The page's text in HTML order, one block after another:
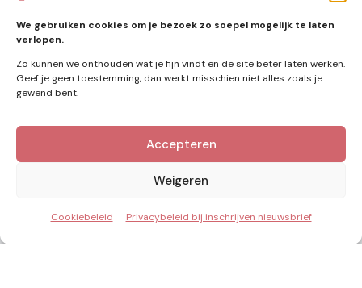
We gebruiken cookies om je bezoek zo soepel mogelijk te laten
verlopen.
Zo kunnen we onthouden wat je fijn vindt en de site beter laten werken.
Geef je geen toestemming, dan werkt misschien niet alles zoals je
gewend bent.
Accepteren
Weigeren
Cookiebeleid Privacybeleid bij inschrijven nieuwsbrief
zonne-energie (9)
Kennis van Energie in je mailbox?
Abonner op nieuwe artikelen.